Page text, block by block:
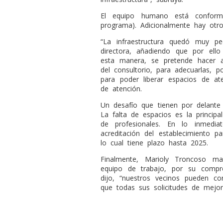
El equipo humano está
programa). Adicionalmente hay
“La infraestructura quedó muy
directora, añadiendo que por
esta manera, se pretende hacer
del consultorio, para adecuarlas,
para poder liberar espacios de
de atención.
Un desafío que tienen por
La falta de espacios es la
de profesionales. En lo
acreditación del establecimiento
lo cual tiene plazo hasta 2025.
Finalmente, Marioly Troncoso
equipo de trabajo, por su
dijo, “nuestros vecinos pueden
que todas sus solicitudes de